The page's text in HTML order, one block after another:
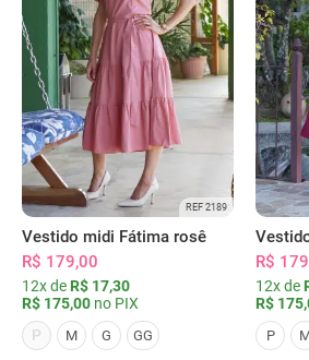
REF 2189
Vestido midi Fátima rosê
R$ 179,00
12x de R$ 17,30
R$ 175,00 no PIX
P
M G GG
R$
12x de
R$
P